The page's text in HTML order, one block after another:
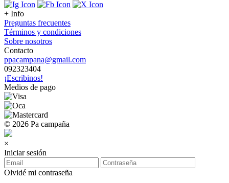
+ Info
Preguntas frecuentes
Términos y condiciones
Sobre nosotros
Contacto
ppacampana@gmail.com
092323404
¡Escribinos!
Medios de pago
© 2026 Pa campaña
×
Iniciar sesión
Olvidé mi contraseña